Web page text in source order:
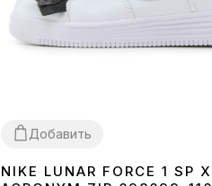
Добавить
45
NIKE LUNAR FORCE 1 SP X